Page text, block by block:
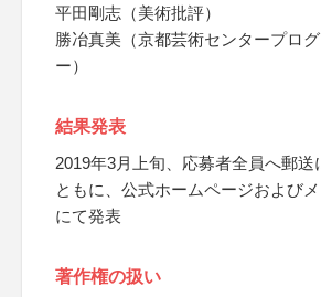
平田剛志（美術批評）
勝冶真美（京都芸術センタープロ
ー）
結果発表
2019年3月上旬、応募者全員へ郵送
ともに、公式ホームページおよび
にて発表
著作権の扱い